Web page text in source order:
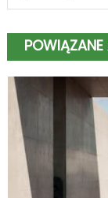
POWIĄZANE